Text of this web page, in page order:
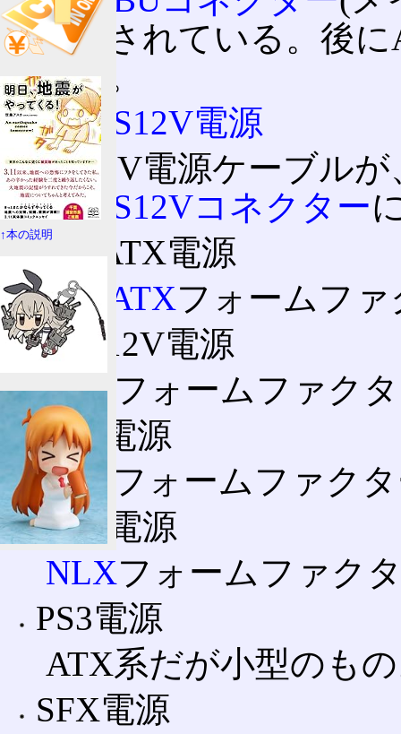
更されている。後
た。
EPS12V電源
12V電源ケーブル
EPS12Vコネクター
FlexATX電源
FlexATXフォームフ
CFX12V電源
CFXフォームファク
LFX電源
LFXフォームファク
NLX電源
NLXフォームファク
PS3電源
ATX系だが小型のも
SFX電源
↑本の説明